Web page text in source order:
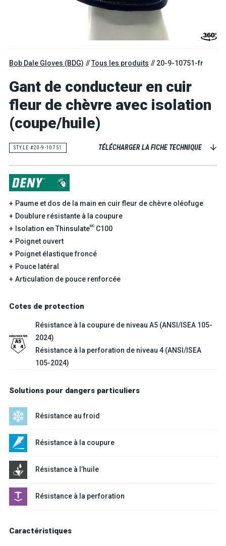
Bob Dale Gloves (BDG) Tous les produits 20-9-10751-fr
Gant de conducteur en cuir
fleur de chèvre avec isolation
(coupe/huile)
STYLE #20-9-10751 TÉLÉCHARGER LA FICHE TECHNIQUE
Paume et dos de la main en cuir fleur de chèvre oléofuge
Doublure résistante à la coupure
Isolation en ThinsulateMCC100
Poignet ouvert
Poignet élastique froncé
Pouce latéral
Articulation de pouce renforcée
Cotes de protection
Résistance à la coupure de niveau A5 (ANSI/ISEA 105-
2024)
Résistance à la perforation de niveau 4 (ANSI/ISEA
105-2024)
Solutions pour dangers particuliers
Résistance au froid
Résistance à la coupure
Résistance à l’huile
Résistance à la perforation
Caractéristiques